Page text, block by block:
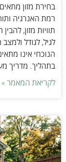
בחירת מזון
רמת האנרגיה
תוויות מזון,
לגיל, לגודל
הנוכחי אינו
בתהליך. מדריך
לקריאת המאמר »